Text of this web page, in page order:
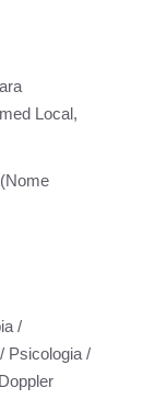
Local,
/
Psicologia /